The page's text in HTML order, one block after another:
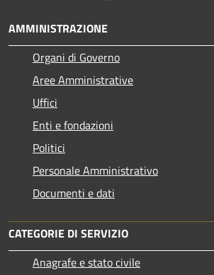
AMMINISTRAZIONE
Organi di Governo
Aree Amministrative
Uffici
Enti e fondazioni
Politici
Personale Amministrativo
Documenti e dati
CATEGORIE DI SERVIZIO
Anagrafe e stato civile